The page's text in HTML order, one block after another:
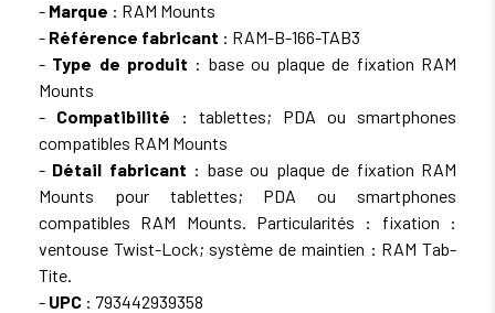
- Marque : RAM Mounts
- Référence fabricant : RAM-B-166-TAB3
- Type de produit : base ou plaque de fixation RAM
Mounts
- Compatibilité : tablettes; PDA ou smartphones
compatibles RAM Mounts
- Détail fabricant : base ou plaque de fixation RAM
Mounts pour tablettes; PDA ou smartphones
compatibles RAM Mounts. Particularités : fixation :
ventouse Twist-Lock; système de maintien : RAM Tab-
Tite.
- UPC : 793442939358